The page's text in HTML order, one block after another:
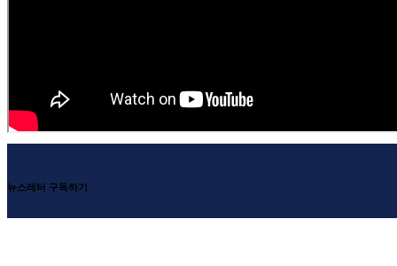
뉴스레터 구독하기